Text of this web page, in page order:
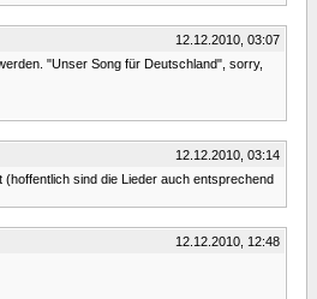
12.12.2010, 03:07
"Unser Song für Deutschland", sorry,
12.12.2010, 03:14
sind die Lieder auch entsprechend
12.12.2010, 12:48